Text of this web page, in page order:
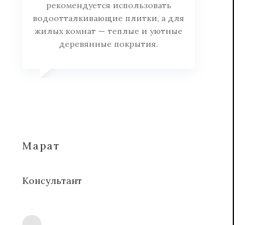
рекомендуется использовать
водоотталкивающие плитки, а для
жилых комнат — теплые и уютные
деревянные покрытия.
Марат
Консультант